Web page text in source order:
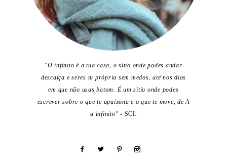
"O infinito é a tua casa, o sítio onde podes andar
descalça e seres tu própria sem medos, até nos dias
em que não usas batom. É um sítio onde podes
escrever sobre o que te apaixona e o que te move, de A
a infinito"- SCL